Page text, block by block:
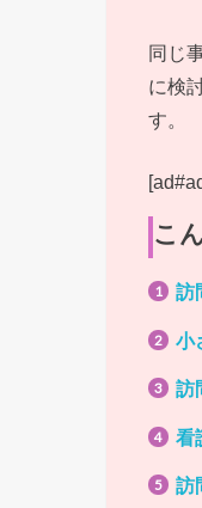
同じ
に検
す。
こ
訪
小
訪
看
訪